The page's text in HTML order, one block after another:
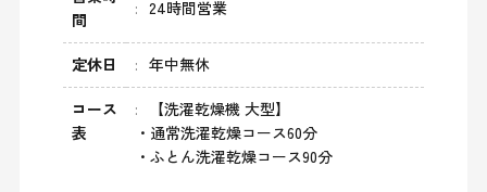
間
24時間営業
定休日 年中無休
コース
表
【洗濯乾燥機 大型】
・通常洗濯乾燥コース60分
・ふとん洗濯乾燥コース90分